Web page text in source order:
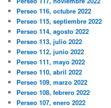
Perseo 116, octubre 2022
Perseo 115, septiembre 2022
Perseo 114, agosto 2022
Perseo 113, julio 2022
Perseo 112, junio 2022
Perseo 111, mayo 2022
Perseo 110, abril 2022
Perseo 109, marzo 2022
Perseo 108, febrero 2022
Perseo 107, enero 2022